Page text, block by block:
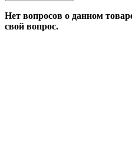
Нет вопросов о данном
свой вопрос.